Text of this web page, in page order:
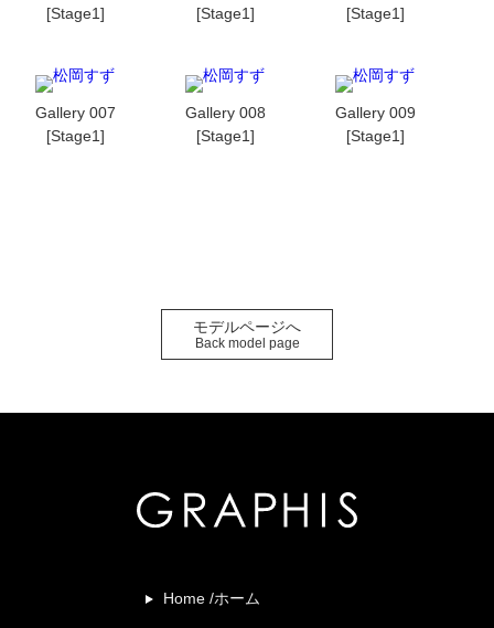
[Stage1]
[Stage1]
[Stage1]
Gallery 007
[Stage1]
Gallery 008
[Stage1]
Gallery 009
[Stage1]
モデルページへ
Back model page
Home /ホーム